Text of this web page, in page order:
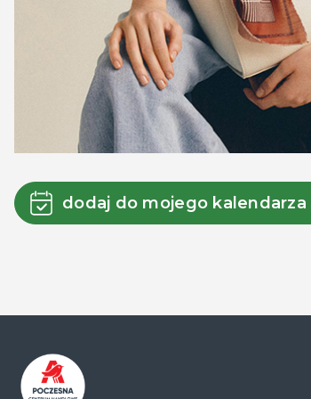
dodaj do mojego kalendarza